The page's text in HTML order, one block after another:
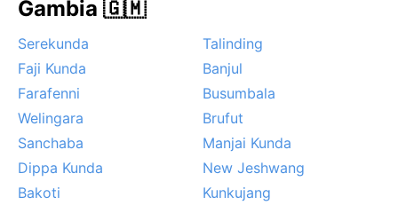
Gambia 🇬🇲
Serekunda
Talinding
Faji Kunda
Banjul
Farafenni
Busumbala
Welingara
Brufut
Sanchaba
Manjai Kunda
Dippa Kunda
New Jeshwang
Bakoti
Kunkujang